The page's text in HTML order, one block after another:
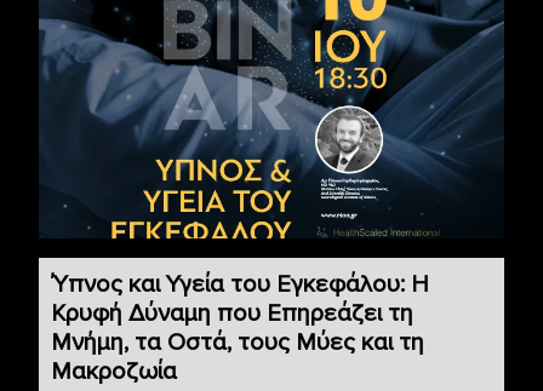
Ύπνος και Υγεία του Εγκεφάλου: Η
Κρυφή Δύναμη που Επηρεάζει τη
Μνήμη, τα Οστά, τους Μύες και τη
Μακροζωία